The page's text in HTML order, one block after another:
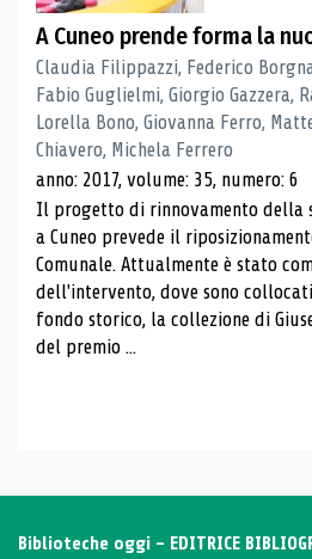
A Cuneo prende forma la
Claudia Filippazzi, Federico
Fabio Guglielmi, Giorgio Gazzera,
Lorella Bono, Giovanna Ferro,
Chiavero, Michela Ferrero
anno: 2017, volume: 35, numero: 6
Il progetto di rinnovamento della
a Cuneo prevede il
Comunale. Attualmente è stato
dell'intervento, dove sono
fondo storico, la collezione di
del premio ...
Biblioteche oggi - EDITRICE